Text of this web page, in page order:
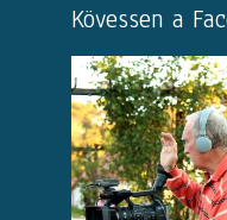
Kövessen a